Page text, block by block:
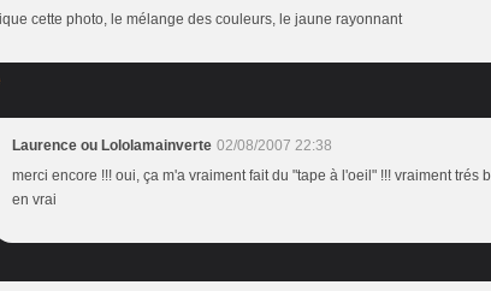
cette photo, le mélange des couleurs, le jaune rayonnant
Laurence ou Lololamainverte 02/08/2007 22:38
merci encore !!! oui, ça m'a vraiment fait du "tape à l'oeil" !!! vraiment trés
en vrai